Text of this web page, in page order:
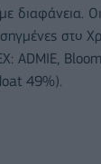
διαφάνεια.
στο
ADMIE,
49%).